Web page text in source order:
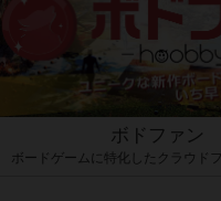
ボドファン
ボードゲームに特化したクラウド